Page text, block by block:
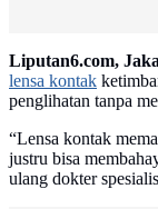
Liputan6.com,
lensa kontak
penglihatan tanpa
“Lensa kontak
justru bisa
ulang dokter